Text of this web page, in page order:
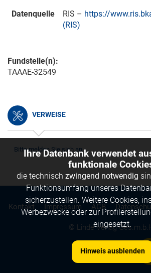
Datenquelle
RIS – https://
(RIS)
Fundstelle(n):
TAAAE-32549
VERWEISE
Bitte melden Sie sich an.
© Linde Verlag
Kontakt Impressum AGB
Ihre Datenbank verwendet
funktionale
die technisch zwingend notwendig
Funktionsumfang unseres
sicherzustellen. Weitere Cookies,
Werbezwecke oder zur
eingesetzt.
Hinweis ausblenden